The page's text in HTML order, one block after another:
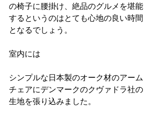
の椅子に腰掛け、絶品のグルメを堪能
するというのはとても心地の良い時間
となるでしょう。
室内には
シンプルな日本製のオーク材のアーム
チェアにデンマークのクヴァドラ社の
生地を張り込みました。